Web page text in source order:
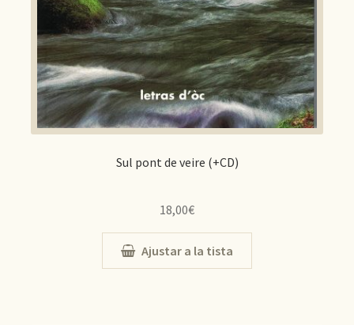
Sul pont de veire (+CD)
18,00€
Ajustar a la tista